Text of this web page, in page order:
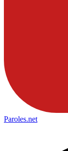
Paroles.net